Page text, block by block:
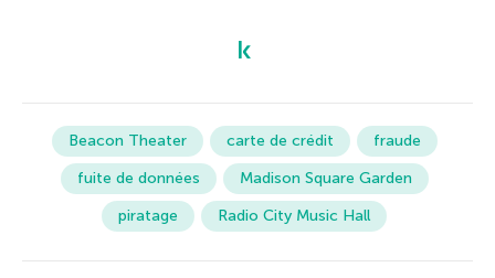
Beacon Theater carte de crédit
fraude
fuite de données
Madison Square Garden
piratage
Radio City Music Hall